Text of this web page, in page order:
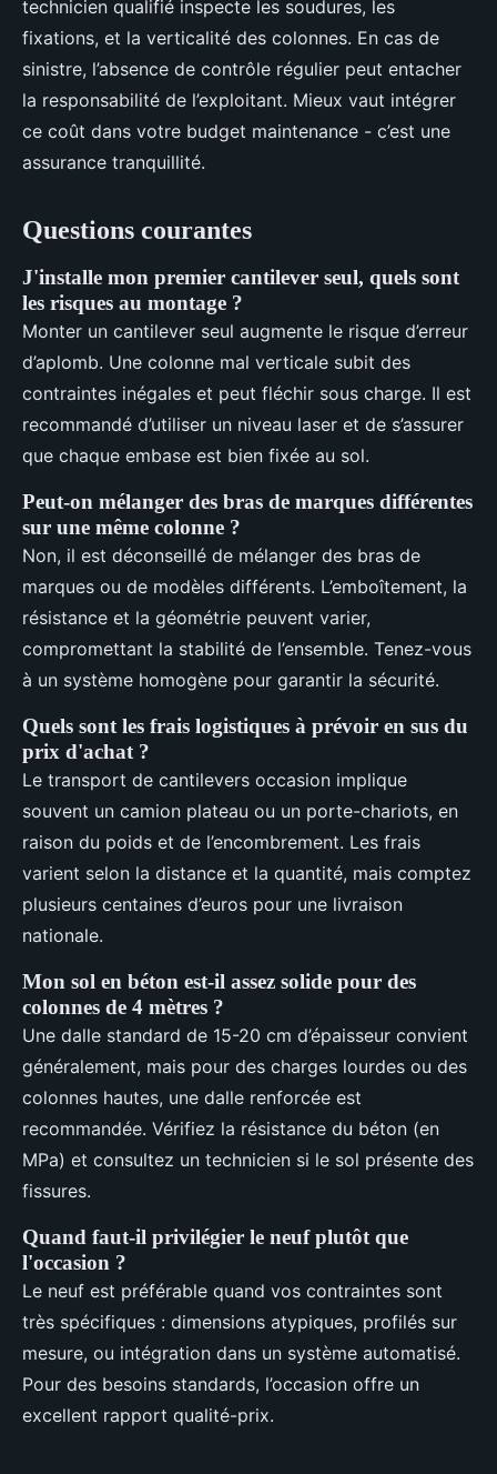
technicien qualifié inspecte les soudures, les
fixations, et la verticalité des colonnes. En cas de
sinistre, l’absence de contrôle régulier peut entacher
la responsabilité de l’exploitant. Mieux vaut intégrer
ce coût dans votre budget maintenance - c’est une
assurance tranquillité.
Questions courantes
J'installe mon premier cantilever seul, quels sont
les risques au montage ?
Monter un cantilever seul augmente le risque d’erreur
d’aplomb. Une colonne mal verticale subit des
contraintes inégales et peut fléchir sous charge. Il est
recommandé d’utiliser un niveau laser et de s’assurer
que chaque embase est bien fixée au sol.
Peut-on mélanger des bras de marques différentes
sur une même colonne ?
Non, il est déconseillé de mélanger des bras de
marques ou de modèles différents. L’emboîtement, la
résistance et la géométrie peuvent varier,
compromettant la stabilité de l’ensemble. Tenez-vous
à un système homogène pour garantir la sécurité.
Quels sont les frais logistiques à prévoir en sus du
prix d'achat ?
Le transport de cantilevers occasion implique
souvent un camion plateau ou un porte-chariots, en
raison du poids et de l’encombrement. Les frais
varient selon la distance et la quantité, mais comptez
plusieurs centaines d’euros pour une livraison
nationale.
Mon sol en béton est-il assez solide pour des
colonnes de 4 mètres ?
Une dalle standard de 15-20 cm d’épaisseur convient
généralement, mais pour des charges lourdes ou des
colonnes hautes, une dalle renforcée est
recommandée. Vérifiez la résistance du béton (en
MPa) et consultez un technicien si le sol présente des
fissures.
Quand faut-il privilégier le neuf plutôt que
l'occasion ?
Le neuf est préférable quand vos contraintes sont
très spécifiques : dimensions atypiques, profilés sur
mesure, ou intégration dans un système automatisé.
Pour des besoins standards, l’occasion offre un
excellent rapport qualité-prix.